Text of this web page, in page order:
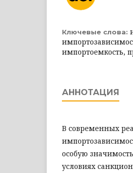
Ключевые слова:
импортоемкость,
АННОТАЦИЯ
В современных
особую
условиях